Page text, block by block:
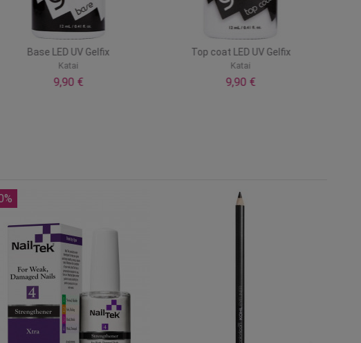
Base LED UV Gelfix
Katai
9,90 €
Top coat LED UV Gelfix
Katai
9,90 €